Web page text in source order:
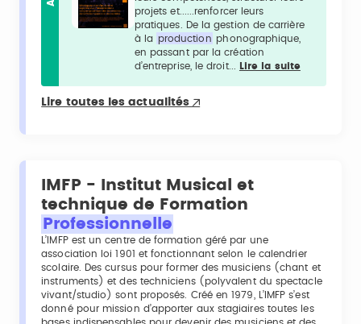
projets et......renforcer leurs
pratiques. De la gestion de carrière
à la production phonographique,
en passant par la création
d’entreprise, le droit...
Lire la suite
Lire toutes les actualités
IMFP - Institut Musical et
technique de Formation
Professionnelle
L’IMFP est un centre de formation géré par une
association loi 1901 et fonctionnant selon le calendrier
scolaire. Des cursus pour former des musiciens (chant et
instruments) et des techniciens (polyvalent du spectacle
vivant/studio) sont proposés. Créé en 1979, L’IMFP s’est
donné pour mission d’apporter aux stagiaires toutes les